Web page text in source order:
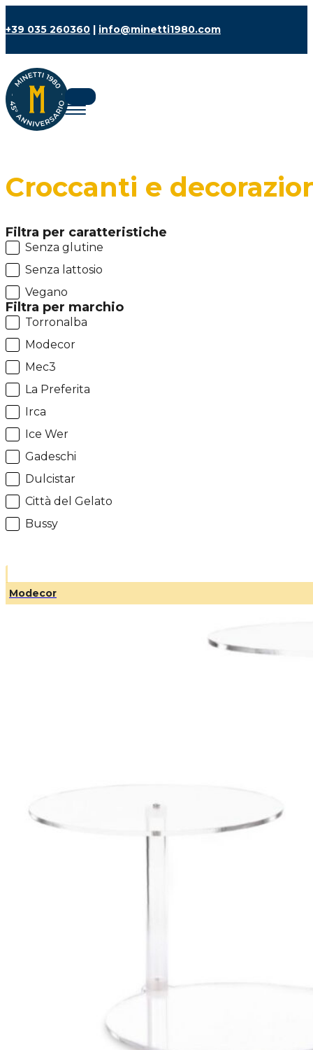
+39 035 260360 | info@minetti1980.com
Croccanti e
Filtra per caratteristiche
Filtri caratteristiche
Senza glutine
Senza lattosio
Vegano
Filtra per marchio
Filtri marchio
Torronalba
Modecor
Mec3
La Preferita
Irca
Ice Wer
Gadeschi
Dulcistar
Città del Gelato
Bussy
Modecor